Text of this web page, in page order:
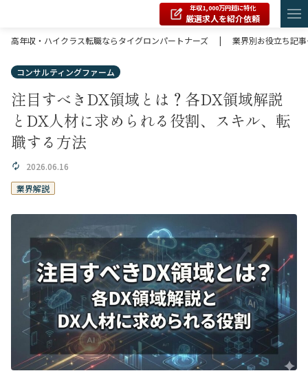
年収1,000万円超に特化
厳選求人を紹介依頼
高年収・ハイクラス転職ならタイグロンパートナーズ
| 業界別お役立ち記
コンサルティングファーム
注目すべきDX領域とは？各DX領域解説
とDX人材に求められる役割、スキル、転
職する方法
2026.06.16
業界解説